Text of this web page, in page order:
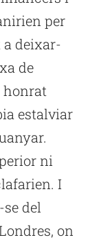
per
a deixar-
de
honrat
estalviar
ni
I
del
on